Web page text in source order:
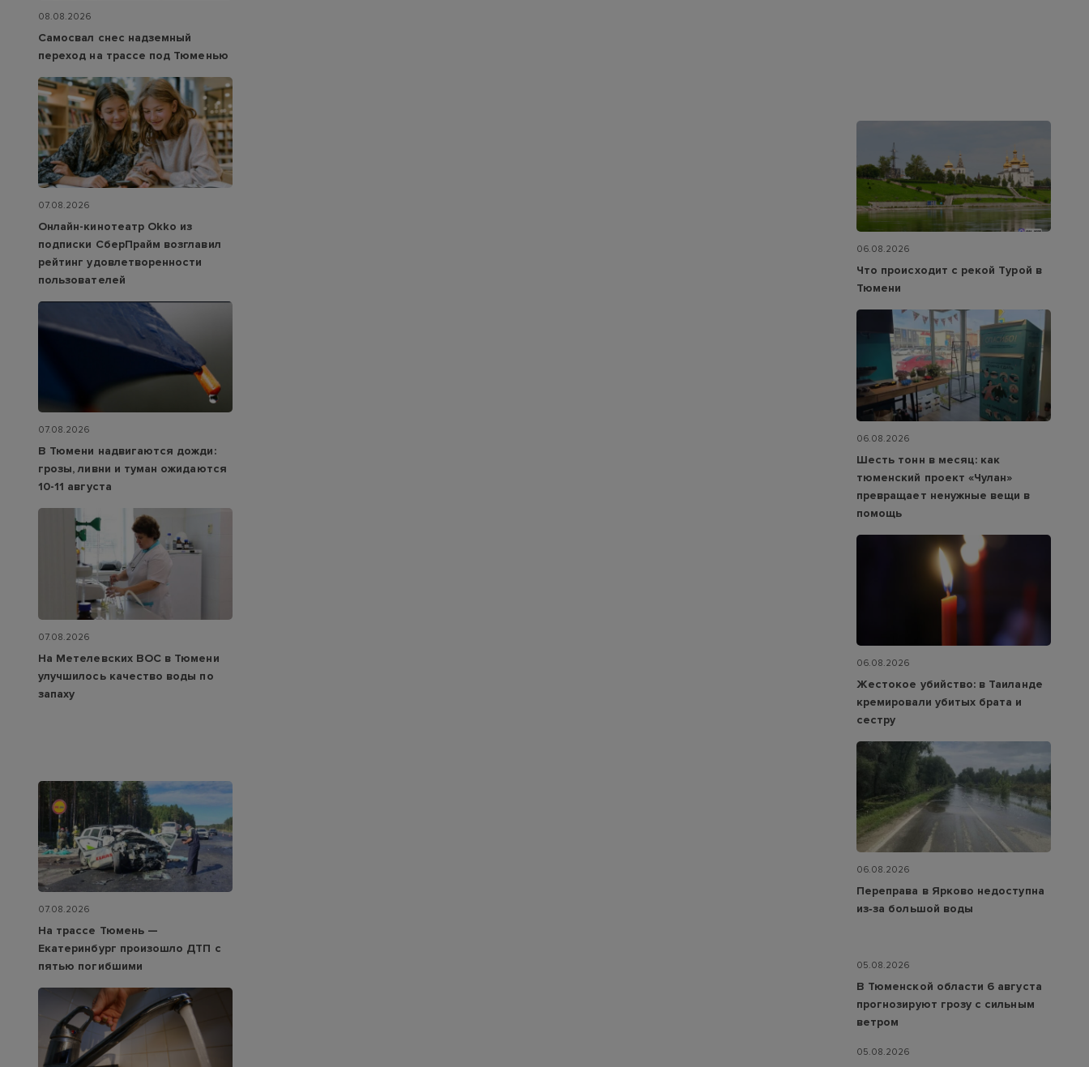
08.08.2026
Самосвал снес надземный
переход на трассе под Тюменью
07.08.2026
Онлайн-кинотеатр Okko из
подписки СберПрайм возглавил
рейтинг удовлетворенности
пользователей
07.08.2026
В Тюмени надвигаются дожди:
грозы, ливни и туман ожидаются
10-11 августа
07.08.2026
На Метелевских ВОС в Тюмени
улучшилось качество воды по
запаху
07.08.2026
На трассе Тюмень —
Екатеринбург произошло ДТП с
пятью погибшими
06.08.2026
Что происходит с рекой Турой в
Тюмени
06.08.2026
Шесть тонн в месяц: как
тюменский проект «Чулан»
превращает ненужные вещи в
помощь
06.08.2026
Жестокое убийство: в Таиланде
кремировали убитых брата и
сестру
06.08.2026
Переправа в Ярково недоступна
из‑за большой воды
05.08.2026
В Тюменской области 6 августа
прогнозируют грозу с сильным
ветром
05.08.2026